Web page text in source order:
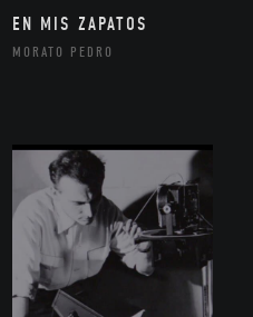
EN MIS ZAPATOS
MORATO PEDRO